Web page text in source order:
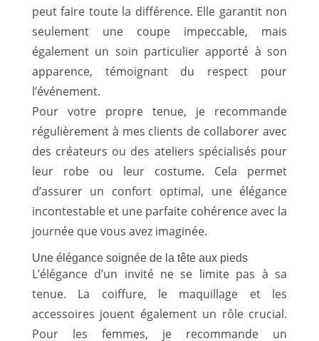
peut faire toute la différence. Elle garantit non
seulement une coupe impeccable, mais
également un soin particulier apporté à son
apparence, témoignant du respect pour
l’événement.
Pour votre propre tenue, je recommande
régulièrement à mes clients de collaborer avec
des créateurs ou des ateliers spécialisés pour
leur robe ou leur costume. Cela permet
d’assurer un confort optimal, une élégance
incontestable et une parfaite cohérence avec la
journée que vous avez imaginée.
Une élégance soignée de la tête aux pieds
L’élégance d’un invité ne se limite pas à sa
tenue. La coiffure, le maquillage et les
accessoires jouent également un rôle crucial.
Pour les femmes, je recommande un